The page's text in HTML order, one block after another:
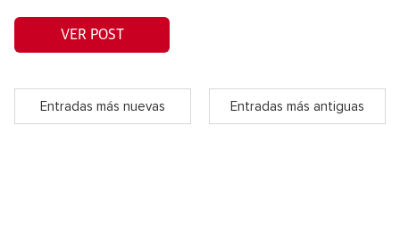
VER POST
Entradas más nuevas Entradas más antiguas